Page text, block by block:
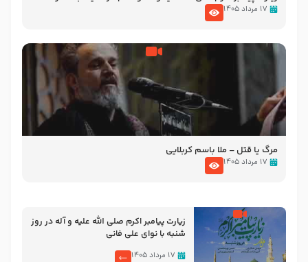
تصاویری از مسجد النبی
۱۷ مرداد ۱۴۰۵
مرگ یا قتل – ملا باسم کربلایی
۱۷ مرداد ۱۴۰۵
زیارت پیامبر اکرم صلی الله علیه و آله در روز
شنبه با نوای علی فانی
۱۷ مرداد ۱۴۰۵